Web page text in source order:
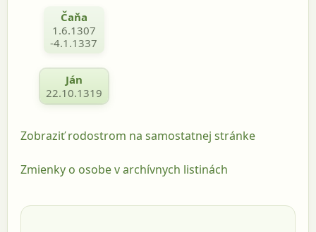
Čaňa
1.6.1307
-4.1.1337
Ján
22.10.1319
Zobraziť rodostrom na samostatnej stránke
Zmienky o osobe v archívnych listinách